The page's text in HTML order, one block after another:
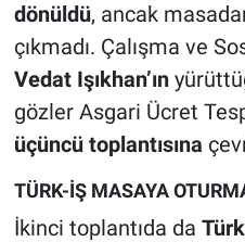
dönüldü, ancak
çıkmadı. Çalışma ve
Vedat Işıkhan’ın
gözler Asgari Ücret
üçüncü toplantısına
TÜRK-İŞ MASAYA
İkinci toplantıda da